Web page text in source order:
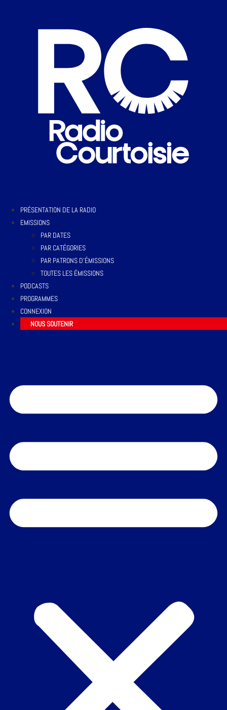
PRÉSENTATION DE LA RADIO
EMISSIONS
PAR DATES
PAR CATÉGORIES
PAR PATRONS D’ÉMISSIONS
TOUTES LES ÉMISSIONS
PODCASTS
PROGRAMMES
CONNEXION
NOUS SOUTENIR